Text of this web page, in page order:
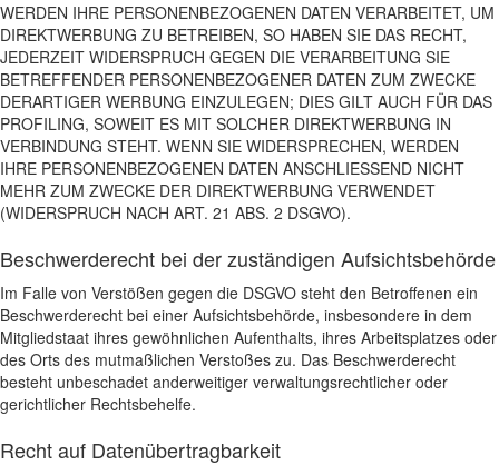
WERDEN IHRE PERSONENBEZOGENEN DATEN VERARBEITET, UM
DIREKTWERBUNG ZU BETREIBEN, SO HABEN SIE DAS RECHT,
JEDERZEIT WIDERSPRUCH GEGEN DIE VERARBEITUNG SIE
BETREFFENDER PERSONENBEZOGENER DATEN ZUM ZWECKE
DERARTIGER WERBUNG EINZULEGEN; DIES GILT AUCH FÜR DAS
PROFILING, SOWEIT ES MIT SOLCHER DIREKTWERBUNG IN
VERBINDUNG STEHT. WENN SIE WIDERSPRECHEN, WERDEN
IHRE PERSONENBEZOGENEN DATEN ANSCHLIESSEND NICHT
MEHR ZUM ZWECKE DER DIREKTWERBUNG VERWENDET
(WIDERSPRUCH NACH ART. 21 ABS. 2 DSGVO).
Beschwerde­recht bei der zuständigen Aufsichts­behörde
Im Falle von Verstößen gegen die DSGVO steht den Betroffenen ein
Beschwerderecht bei einer Aufsichtsbehörde, insbesondere in dem
Mitgliedstaat ihres gewöhnlichen Aufenthalts, ihres Arbeitsplatzes oder
des Orts des mutmaßlichen Verstoßes zu. Das Beschwerderecht
besteht unbeschadet anderweitiger verwaltungsrechtlicher oder
gerichtlicher Rechtsbehelfe.
Recht auf Daten­übertrag­barkeit